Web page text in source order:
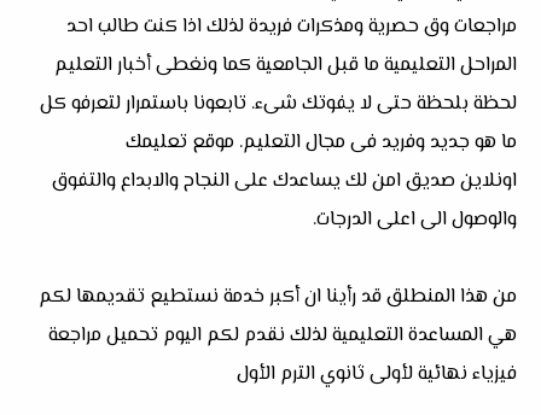
مراجعات وق حصرية ومذكرات فريدة لذلك اذا كنت طالب احد
المراحل التعليمية ما قبل الجامعية كما ونغطى أخبار التعليم
لحظة بلحظة حتى لا يفوتك شىء. تابعونا باستمرار لتعرفو كل
ما هو جديد وفريد فى مجال التعليم. موقع تعليمك
اونلاين صديق امن لك يساعدك على النجاح والابداع والتفوق
والوصول الى اعلى الدرجات.
من هذا المنطلق قد رأينا ان أكبر خدمة نستطيع تقديمها لكم
هي المساعدة التعليمية لذلك نقدم لكم اليوم تحميل مراجعة
فيزياء نهائية لأولى ثانوي الترم الأول